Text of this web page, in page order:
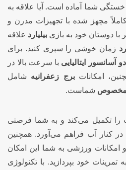
شما آماده است. آیا علاقه به
مچهز شده با تجهیزات مدرن و
دوستان خود به بازی بیلیارد علاقه
زمان خوشی را سپری کنید. برای
آسانسور ایتالیایی با سرعت بالا در
امکاناتبرج زعفرانیه شامل
مخصوص شماست.
را تکمیل می‌کند و به شما فرصتی
کنار آب فراهم می‌آورد. همچنین
امکانات ورزشی به شما این امکان
خود بپردازید. با تکنولوژی